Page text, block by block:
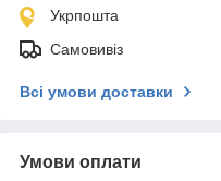
Укрпошта
Самовивіз
Всі умови доставки
Умови оплати